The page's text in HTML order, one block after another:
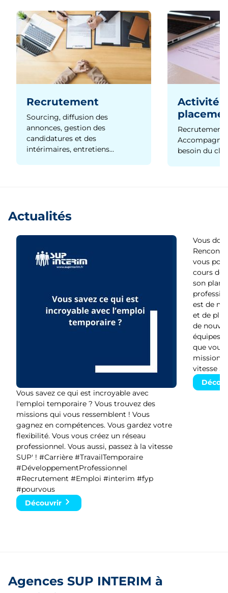
Recrutement
Sourcing, diffusion des
annonces, gestion des
candidatures et des
intérimaires, entretiens…
Activité
Recrutement
besoin du
Actualités
Vous savez ce qui est incroyable avec
l'emploi temporaire ? Vous trouvez des
missions qui vous ressemblent ! Vous
gagnez en compétences. Vous gardez votre
flexibilité. Vous vous créez un réseau
professionnel. Vous aussi, passez à la vitesse
SUP' ! #Carrière #TravailTemporaire
#DéveloppementProfessionnel
#Recrutement #Emploi #interim #fyp
#pourvous
Découvrir
Vous
vous
cours de
son plan
est de
et de
de
équipes
que vous
missions.
vitesse
Agences SUP INTERIM à